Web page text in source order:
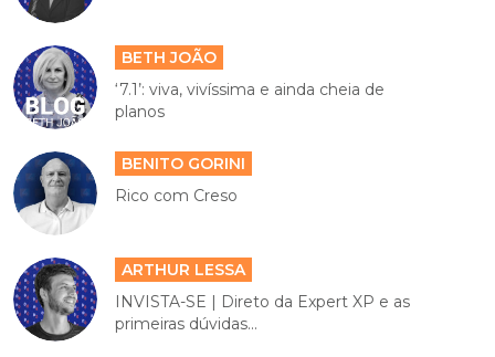
BETH JOÃO
‘7.1’: viva, vivíssima e ainda cheia de
planos
BENITO GORINI
Rico com Creso
ARTHUR LESSA
INVISTA-SE | Direto da Expert XP e as
primeiras dúvidas...